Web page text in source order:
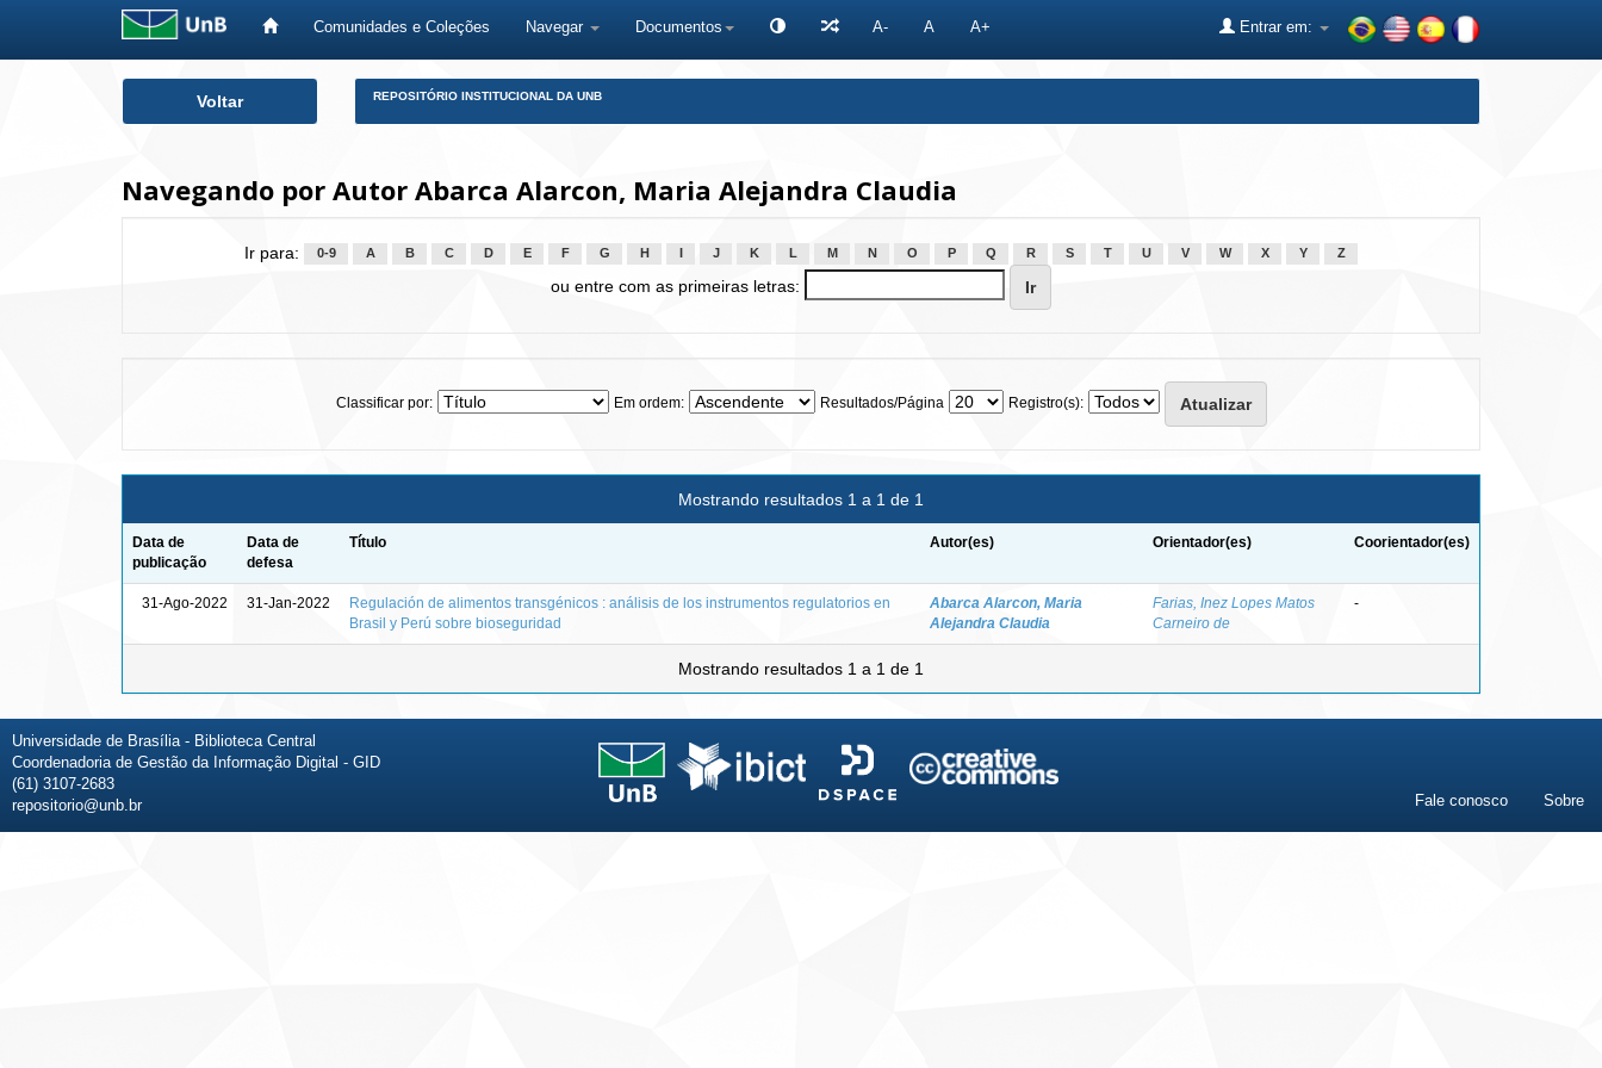
Comunidades e Coleções Navegar Documentos A- A A+ Entrar em:
Voltar REPOSITÓRIO INSTITUCIONAL DA UNB
Navegando por Autor Abarca Alarcon, Maria Alejandra Claudia
Ir para: 0-9 A B C D E F G H J K L M N O P Q R S T U V W X Y Z
ou entre com as primeiras letras:
Classificar por: Em ordem: Resultados/Página Registro(s):
Mostrando resultados 1 a 1 de 1
Data de
publicação
Data de
defesa
Título Autor(es) Orientador(es) Coorientador(es)
31-Ago-2022 31-Jan-2022
Regulación de alimentos transgénicos : análisis de los instrumentos regulatorios en
Brasil y Perú sobre bioseguridad
Abarca Alarcon, Maria
Alejandra Claudia
Farias, Inez Lopes Matos
Carneiro de
-
Mostrando resultados 1 a 1 de 1
Universidade de Brasília - Biblioteca Central
Coordenadoria de Gestão da Informação Digital - GID
(61) 3107-2683
repositorio@unb.br
Fale conosco Sobre